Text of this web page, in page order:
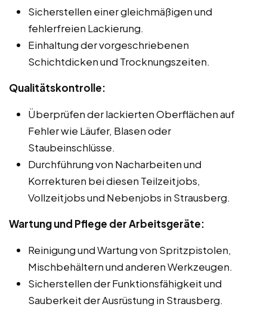
Sicherstellen einer gleichmäßigen und
fehlerfreien Lackierung.
Einhaltung der vorgeschriebenen
Schichtdicken und Trocknungszeiten.
Qualitätskontrolle:
Überprüfen der lackierten Oberflächen auf
Fehler wie Läufer, Blasen oder
Staubeinschlüsse.
Durchführung von Nacharbeiten und
Korrekturen bei diesen Teilzeitjobs,
Vollzeitjobs und Nebenjobs in Strausberg.
Wartung und Pflege der Arbeitsgeräte:
Reinigung und Wartung von Spritzpistolen,
Mischbehältern und anderen Werkzeugen.
Sicherstellen der Funktionsfähigkeit und
Sauberkeit der Ausrüstung in Strausberg.